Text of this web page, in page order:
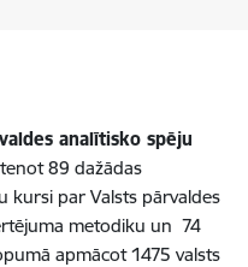
analītisko spēju
89 dažādas
kursi par Valsts pārvaldes
metodiku un 74
apmācot 1475 valsts